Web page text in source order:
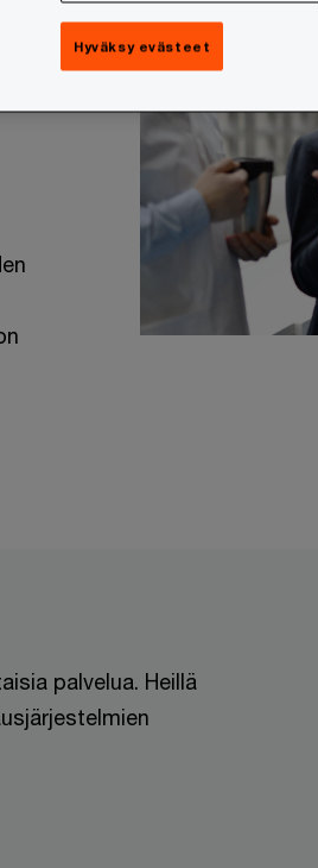
palvelua. Heillä
Hyväksy evästeet